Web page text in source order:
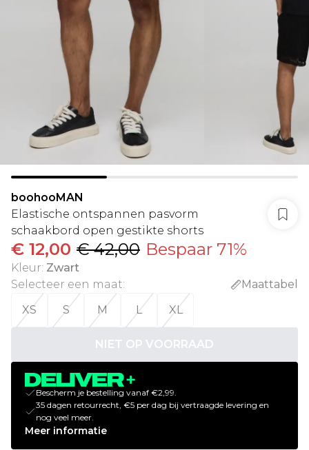
boohooMAN
Elastische ontspannen pasvorm
schaakbord open gestikte shorts
€ 12,00 € 42,00 Bespaar 71%
Kleur: Zwart
Selecteer een maat:
Maattabel
XS
S M L XL
NIET OP VOORRAAD
Bescherm je bestelling vanaf €2,99.
35 dagen retourrecht, €5 per dag bij vertraagde levering en
nog veel meer.
Meer informatie